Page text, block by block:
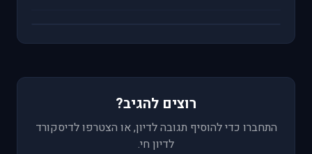
רוצים להגיב?
התחברו כדי להוסיף תגובה לדיון, או הצטרפו לדיסקורד
לדיון חי.